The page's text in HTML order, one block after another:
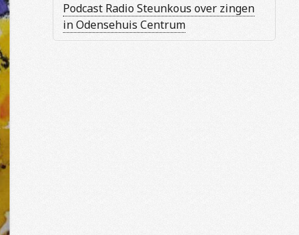
Podcast Radio Steunkous over zingen
in Odensehuis Centrum